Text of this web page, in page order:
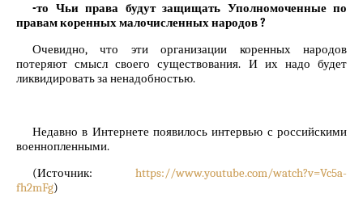
-то Чьи права будут защищать Уполномоченные по
правам коренных малочисленных народов ?
Очевидно, что эти организации коренных народов
потеряют смысл своего существования. И их надо будет
ликвидировать за ненадобностью.
Недавно в Интернете появилось интервью с российскими
военнопленными.
(Источник: https://www.youtube.com/watch?v=Vc5a-
fh2mFg)